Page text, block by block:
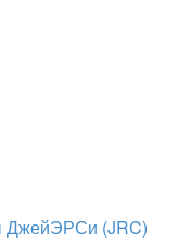
ДжейЭРСи (JRC)